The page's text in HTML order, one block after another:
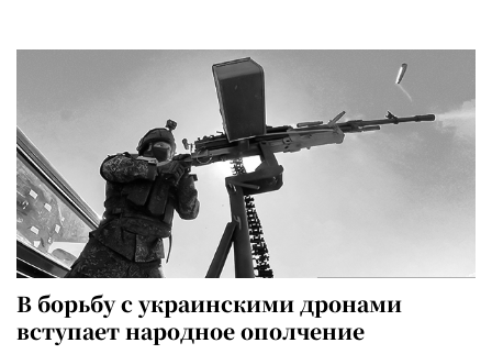
В борьбу с украинскими дронами
вступает народное ополчение